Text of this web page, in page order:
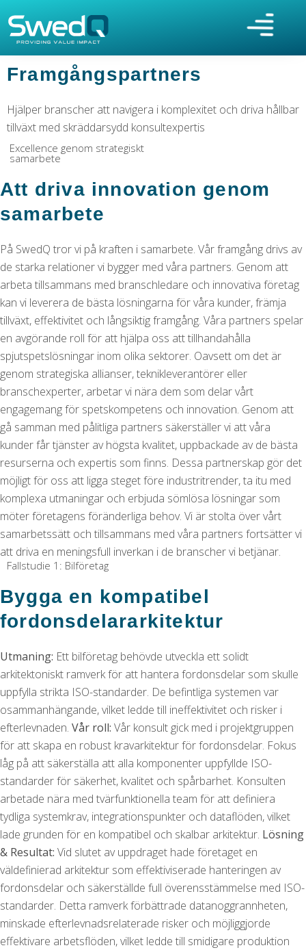
Framgångspartners
Hjälper branscher att navigera i komplexitet och driva hållbar
tillväxt med skräddarsydd konsultexpertis
Excellence genom strategiskt
samarbete
Att driva innovation genom
samarbete
På SwedQ tror vi på kraften i samarbete. Vår framgång drivs av
de starka relationer vi bygger med våra partners. Genom att
arbeta tillsammans med branschledare och innovativa företag
kan vi leverera de bästa lösningarna för våra kunder, främja
tillväxt, effektivitet och långsiktig framgång. Våra partners spelar
en avgörande roll för att hjälpa oss att tillhandahålla
spjutspetslösningar inom olika sektorer. Oavsett om det är
genom strategiska allianser, teknikleverantörer eller
branschexperter, arbetar vi nära dem som delar vårt
engagemang för spetskompetens och innovation. Genom att
gå samman med pålitliga partners säkerställer vi att våra
kunder får tjänster av högsta kvalitet, uppbackade av de bästa
resurserna och expertis som finns. Dessa partnerskap gör det
möjligt för oss att ligga steget före industritrender, ta itu med
komplexa utmaningar och erbjuda sömlösa lösningar som
möter företagens föränderliga behov. Vi är stolta över vårt
samarbetssätt och tillsammans med våra partners fortsätter vi
att driva en meningsfull inverkan i de branscher vi betjänar.
Fallstudie 1: Bilföretag
Bygga en kompatibel
fordonsdelararkitektur
Utmaning: Ett bilföretag behövde utveckla ett solidt
arkitektoniskt ramverk för att hantera fordonsdelar som skulle
uppfylla strikta ISO-standarder. De befintliga systemen var
osammanhängande, vilket ledde till ineffektivitet och risker i
efterlevnaden. Vår roll: Vår konsult gick med i projektgruppen
för att skapa en robust kravarkitektur för fordonsdelar. Fokus
låg på att säkerställa att alla komponenter uppfyllde ISO-
standarder för säkerhet, kvalitet och spårbarhet. Konsulten
arbetade nära med tvärfunktionella team för att definiera
tydliga systemkrav, integrationspunkter och dataflöden, vilket
lade grunden för en kompatibel och skalbar arkitektur. Lösning
& Resultat: Vid slutet av uppdraget hade företaget en
väldefinierad arkitektur som effektiviserade hanteringen av
fordonsdelar och säkerställde full överensstämmelse med ISO-
standarder. Detta ramverk förbättrade datanoggrannheten,
minskade efterlevnadsrelaterade risker och möjliggjorde
effektivare arbetsflöden, vilket ledde till smidigare produktion